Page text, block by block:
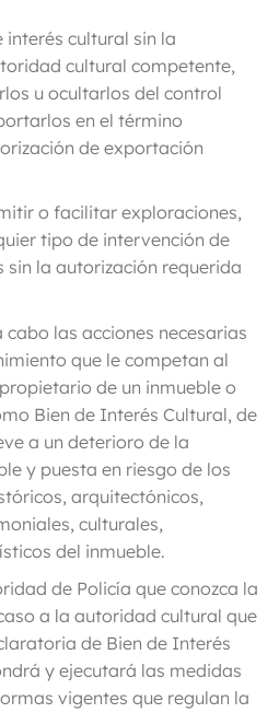
interés cultural sin la
cultural competente,
u ocultarlos del control
en el término
de exportación
o facilitar exploraciones,
tipo de intervención de
sin la autorización requerida
las acciones necesarias
que le competan al
de un inmueble o
Bien de Interés Cultural, de
a un deterioro de la
y puesta en riesgo de los
arquitectónicos,
culturales,
del inmueble.
de Policía que conozca la
a la autoridad cultural que
de Bien de Interés
y ejecutará las medidas
vigentes que regulan la